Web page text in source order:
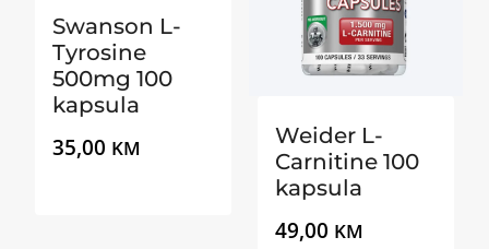
Swanson L-
Tyrosine
500mg 100
kapsula
35,00 KM
Weider L-
Carnitine 100
kapsula
49,00 KM